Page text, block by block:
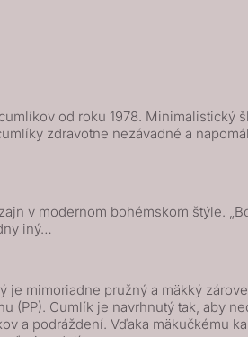
od roku 1978.
zdravotne nezávadné a
v modernom bohémskom štýle.
iný…
mimoriadne pružný a mäkký
(PP). Cumlík je navrhnutý tak, aby
a podráždení. Vďaka mäkučkému